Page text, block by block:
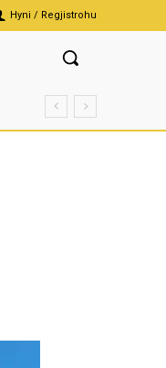
Hyni / Regjistrohu